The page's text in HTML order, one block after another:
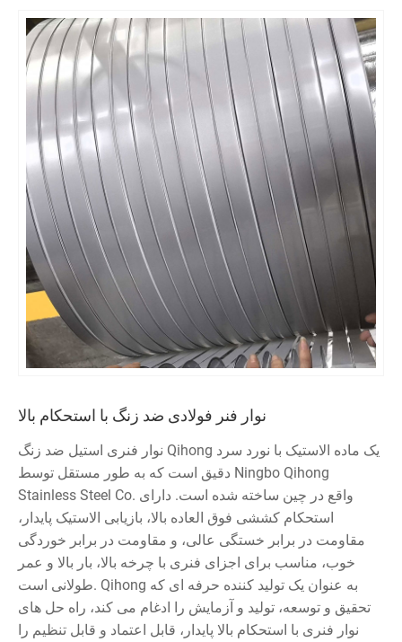
نوار فنر فولادی ضد زنگ با استحکام بالا
نوار فنری استیل ضد زنگ Qihong یک ماده الاستیک با نورد سرد
دقیق است که به طور مستقل توسط Ningbo Qihong
Stainless Steel Co. واقع در چین ساخته شده است. دارای
استحکام کششی فوق العاده بالا، بازیابی الاستیک پایدار،
مقاومت در برابر خستگی عالی، و مقاومت در برابر خوردگی
خوب، مناسب برای اجزای فنری با چرخه بالا، بار بالا و عمر
طولانی است. Qihong به عنوان یک تولید کننده حرفه ای که
تحقیق و توسعه، تولید و آزمایش را ادغام می کند، راه حل های
نوار فنری با استحکام بالا پایدار، قابل اعتماد و قابل تنظیم را